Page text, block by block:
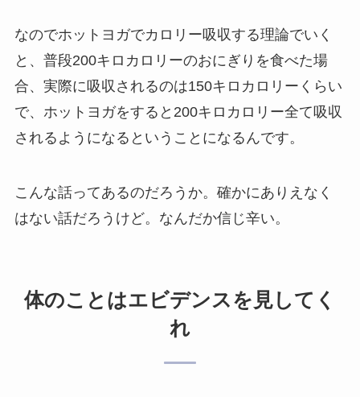
なのでホットヨガでカロリー吸収する理論でいく
と、普段200キロカロリーのおにぎりを食べた場
合、実際に吸収されるのは150キロカロリーくらい
で、ホットヨガをすると200キロカロリー全て吸収
されるようになるということになるんです。
こんな話ってあるのだろうか。確かにありえなく
はない話だろうけど。なんだか信じ辛い。
体のことはエビデンスを見してく
れ